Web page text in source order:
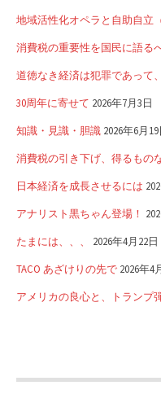
地域活性化オペラと自助自立
消費税の重要性を国民に語る
道徳なき経済は犯罪であって、
30周年に寄せて 2026年7月3日
知識・見識・胆識 2026年6月19
消費税の引き下げ、得るもの
日本経済を成長させるには
アナリスト黒ちゃん登場！
たまには、、、 2026年4月22日
TACO あざけりの先で 2026年4
アメリカの良心と、トランプ